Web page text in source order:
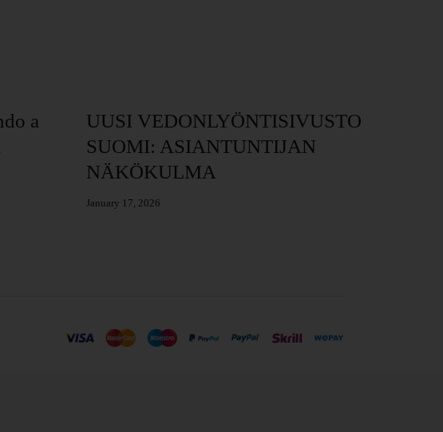
a
UUSI VEDONLYÖNTISIVUSTO
SUOMI: ASIANTUNTIJAN
NÄKÖKULMA
January 17, 2026